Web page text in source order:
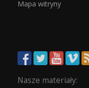
Mapa witryny
Nasze materiały: